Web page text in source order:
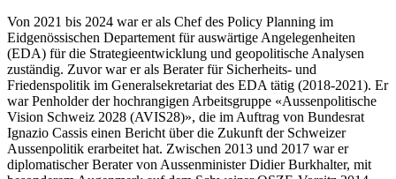
Von 2021 bis 2024 war er als Chef des Policy Planning im
Eidgenössischen Departement für auswärtige Angelegenheiten
(EDA) für die Strategieentwicklung und geopolitische Analysen
zuständig. Zuvor war er als Berater für Sicherheits- und
Friedenspolitik im Generalsekretariat des EDA tätig (2018-2021). Er
war Penholder der hochrangigen Arbeitsgruppe «Aussenpolitische
Vision Schweiz 2028 (AVIS28)», die im Auftrag von Bundesrat
Ignazio Cassis einen Bericht über die Zukunft der Schweizer
Aussenpolitik erarbeitet hat. Zwischen 2013 und 2017 war er
diplomatischer Berater von Aussenminister Didier Burkhalter, mit